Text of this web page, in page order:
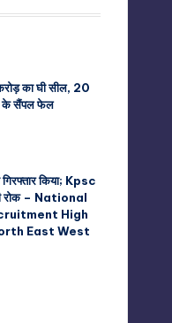
का घी सील, 20
के सैंपल फेल
किया; Kpsc
की रोक – National
High
East West